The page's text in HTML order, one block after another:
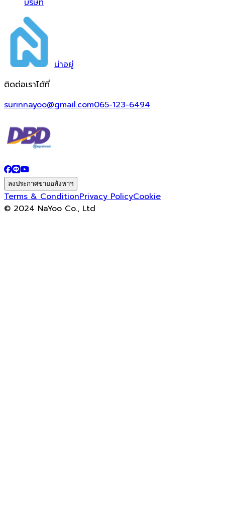
บริษัท
น่าอยู่
ติดต่อเราได้ที่
surinnayoo@gmail.com065-123-6494
ลงประกาศขายอสังหาฯ
Terms & ConditionPrivacy PolicyCookie
© 2024 NaYoo Co., Ltd